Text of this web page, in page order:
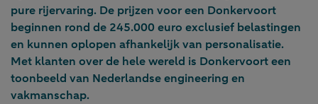
pure rijervaring. De prijzen voor een Donkervoort
beginnen rond de 245.000 euro exclusief belastingen
en kunnen oplopen afhankelijk van personalisatie.
Met klanten over de hele wereld is Donkervoort een
toonbeeld van Nederlandse engineering en
vakmanschap.